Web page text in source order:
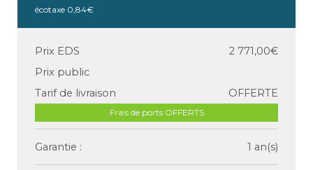
écotaxe 0,84€
Prix EDS
2 771,00€
Prix public
Tarif de livraison
OFFERTE
Frais de ports OFFERTS
Garantie : 1 an(s)